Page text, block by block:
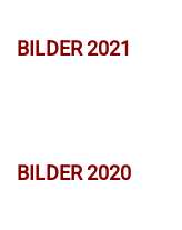
BILDER 2021
BILDER 2020